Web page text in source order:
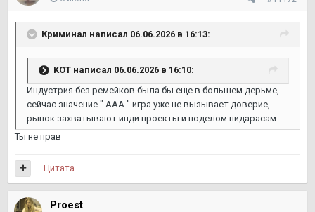
Криминал написал 06.06.2026 в 16:13:
KOТ написал 06.06.2026 в 16:10:
Индустрия без ремейков была бы еще в большем дерьме,
сейчас значение " ААА " игра уже не вызывает доверие,
рынок захватывают инди проекты и поделом пидарасам
Ты не прав
Цитата
Proest